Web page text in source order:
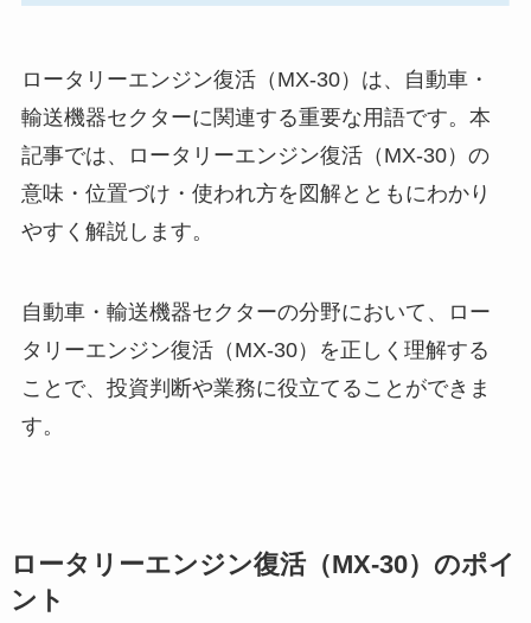
ロータリーエンジン復活（MX-30）は、自動車・
輸送機器セクターに関連する重要な用語です。本
記事では、ロータリーエンジン復活（MX-30）の
意味・位置づけ・使われ方を図解とともにわかり
やすく解説します。
自動車・輸送機器セクターの分野において、ロー
タリーエンジン復活（MX-30）を正しく理解する
ことで、投資判断や業務に役立てることができま
す。
ロータリーエンジン復活（MX-30）のポイ
ント